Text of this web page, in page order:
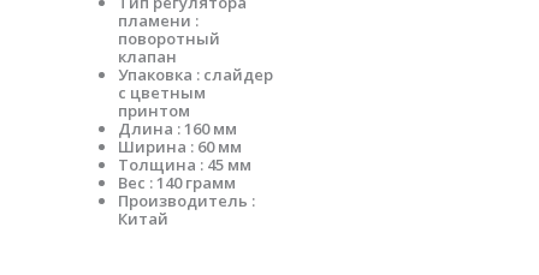
пламени :
поворотный
клапан
Упаковка : слайдер
с цветным
принтом
Длина : 160 мм
Ширина : 60 мм
Толщина : 45 мм
Вес : 140 грамм
Производитель :
Китай